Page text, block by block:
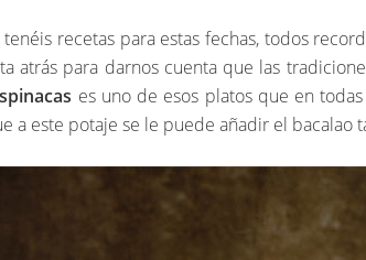
recetas para estas fechas, todos
atrás para darnos cuenta que las
es uno de esos platos que en
a este potaje se le puede añadir el bacalao